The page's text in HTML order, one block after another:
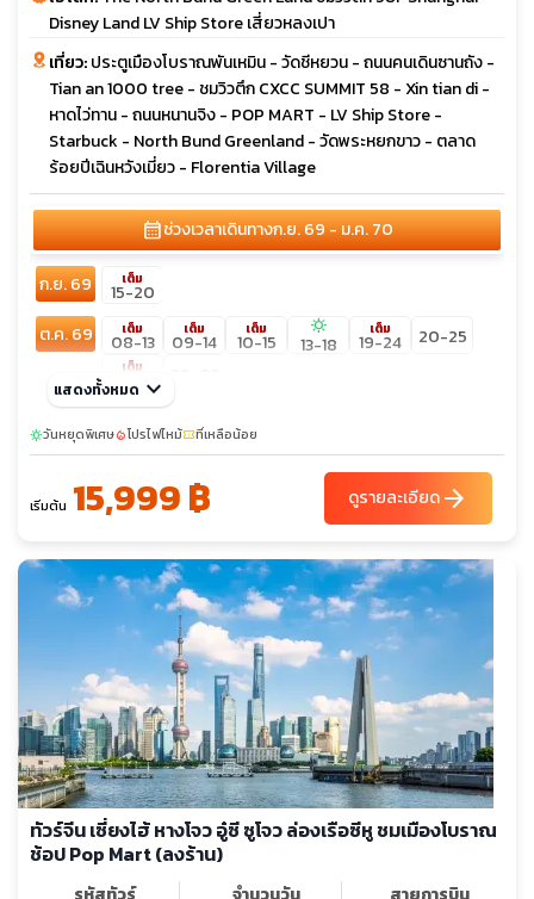
Disney Land LV Ship Store เสี่ยวหลงเปา
เที่ยว:ประตูเมืองโบราณพันเหมิน - วัดชีหยวน - ถนนคนเดินซานถัง -
Tian an 1000 tree - ชมวิวตึก CXCC SUMMIT 58 - Xin tian di -
หาดไว่ทาน - ถนนหนานจิง - POP MART - LV Ship Store -
Starbuck - North Bund Greenland - วัดพระหยกขาว - ตลาด
ร้อยปีเฉินหวังเมี่ยว - Florentia Village
calendar_monthช่วงเวลาเดินทางก.ย. 69 - ม.ค. 70
ก.ย. 69 เต็ม
15-20
ต.ค. 69
เต็ม
08-13
เต็ม
09-14
เต็ม
10-15
sunny
13-18
เต็ม
19-24 20-25
เต็ม
22-28
พ.ย. 69
03-08 10-15 18-23
02-07 05-10 16-21
เต็ม
27-01
เต็ม
28-02
แสดงทั้งหมด keyboard_arrow_down
sunnyวันหยุดพิเศษlocal_fire_departmentโปรไฟไหม้confirmation_numberที่เหลือน้อย
เริ่มต้น 15,999 ฿ ดูรายละเอียดarrow_forward
ทัวร์จีน เซี่ยงไฮ้ หางโจว อู๋ซี ซูโจว ล่องเรือซีหู ชมเมืองโบราณ
ช้อป Pop Mart (ลงร้าน)